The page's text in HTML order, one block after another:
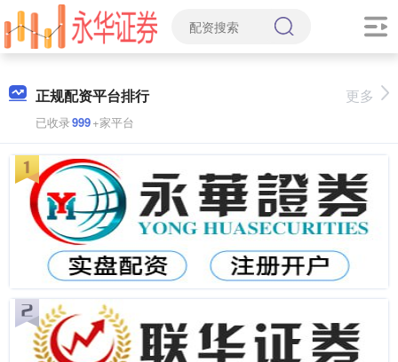
正规配资平台排行
已收录999+家平台
更多